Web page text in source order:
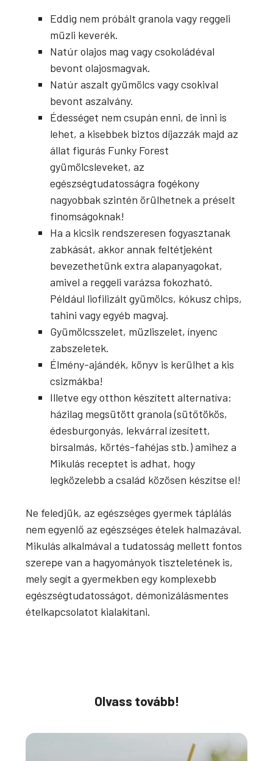
Eddig nem próbált granola vagy reggeli
müzli keverék.
Natúr olajos mag vagy csokoládéval
bevont olajosmagvak.
Natúr aszalt gyümölcs vagy csokival
bevont aszalvány.
Édességet nem csupán enni, de inni is
lehet, a kisebbek biztos díjazzák majd az
állat figurás Funky Forest
gyümölcsleveket, az
egészségtudatosságra fogékony
nagyobbak szintén örülhetnek a préselt
finomságoknak!
Ha a kicsik rendszeresen fogyasztanak
zabkását, akkor annak feltétjeként
bevezethetünk extra alapanyagokat,
amivel a reggeli varázsa fokozható.
Például liofilizált gyümölcs, kókusz chips,
tahini vagy egyéb magvaj.
Gyümölcsszelet, müzliszelet, ínyenc
zabszeletek.
Élmény-ajándék, könyv is kerülhet a kis
csizmákba!
Illetve egy otthon készített alternatíva:
házilag megsütött granola (sütőtökös,
édesburgonyás, lekvárral ízesített,
birsalmás, körtés-fahéjas stb.) amihez a
Mikulás receptet is adhat, hogy
legközelebb a család közösen készítse el!
Ne feledjük, az egészséges gyermek táplálás
nem egyenlő az egészséges ételek halmazával.
Mikulás alkalmával a tudatosság mellett fontos
szerepe van a hagyományok tiszteletének is,
mely segít a gyermekben egy komplexebb
egészségtudatosságot, démonizálásmentes
ételkapcsolatot kialakítani.
Olvass tovább!